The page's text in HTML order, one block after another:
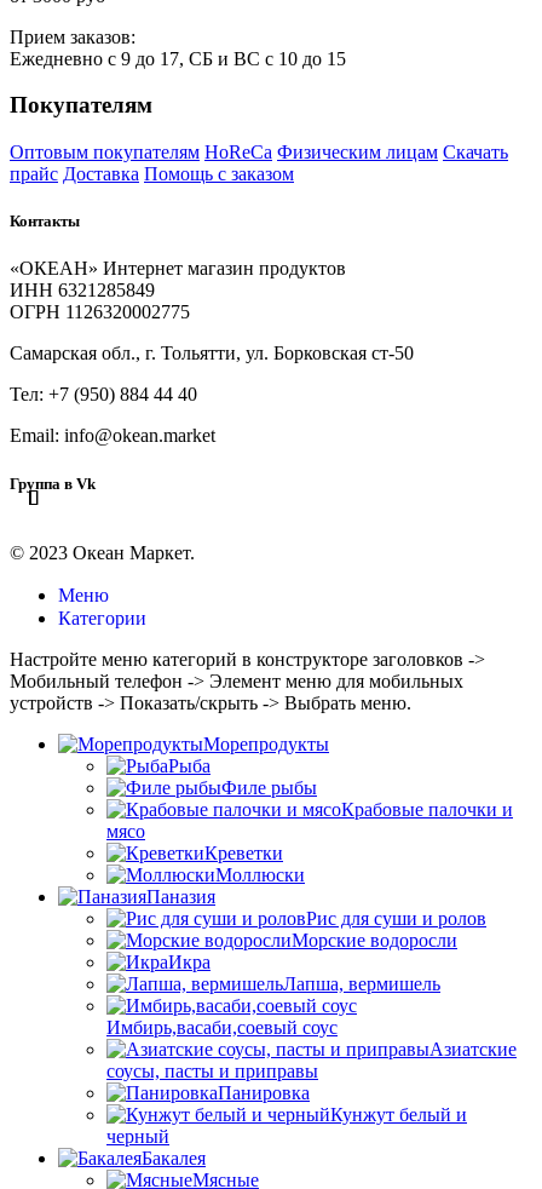
Прием заказов:
Ежедневно с 9 до 17, СБ и ВС с 10 до 15
Покупателям
Оптовым покупателям HoReCa Физическим лицам Скачать
прайс Доставка Помощь с заказом
Контакты
«ОКЕАН» Интернет магазин продуктов
ИНН 6321285849
ОГРН 1126320002775
Самарская обл., г. Тольятти, ул. Борковская ст-50
Тел: +7 (950) 884 44 40
Email: info@okean.market
Группа в Vk
© 2023 Океан Маркет.
Меню
Категории
Настройте меню категорий в конструкторе заголовков ->
Мобильный телефон -> Элемент меню для мобильных
устройств -> Показать/скрыть -> Выбрать меню.
Морепродукты
Рыба
Филе рыбы
Крабовые палочки и
мясо
Креветки
Моллюски
Паназия
Рис для суши и ролов
Морские водоросли
Икра
Лапша, вермишель
Имбирь,васаби,соевый соус
Азиатские
соусы, пасты и приправы
Панировка
Кунжут белый и
черный
Бакалея
Мясные